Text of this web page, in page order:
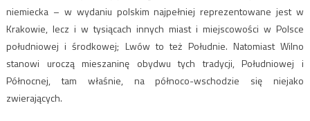
niemiecka – w wydaniu polskim najpełniej reprezentowane jest w
Krakowie, lecz i w tysiącach innych miast i miejscowości w Polsce
południowej i środkowej; Lwów to też Południe. Natomiast Wilno
stanowi uroczą mieszaninę obydwu tych tradycji, Południowej i
Północnej, tam właśnie, na północo-wschodzie się niejako
zwierających.